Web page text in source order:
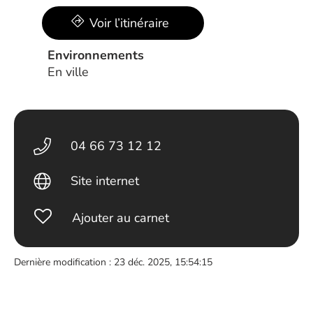
Voir l’itinéraire
Environnements
En ville
04 66 73 12 12
Site internet
Ajouter au carnet
Dernière modification : 23 déc. 2025, 15:54:15